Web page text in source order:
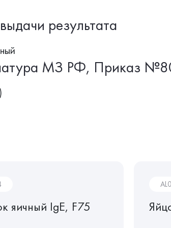
результата
МЗ РФ, Приказ
яичный IgE, F75